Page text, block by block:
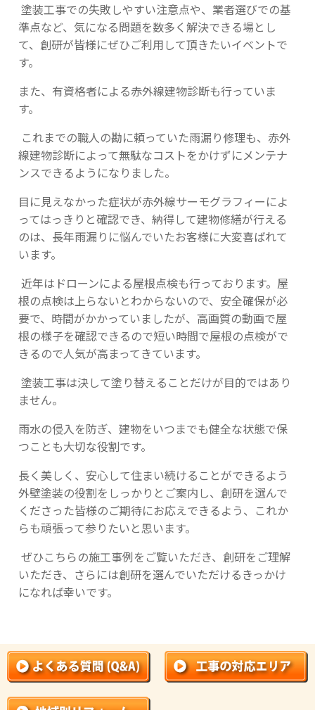
塗装工事での失敗しやすい注意点や、業者選びでの基
準点など、気になる問題を数多く解決できる場とし
て、創研が皆様にぜひご利用して頂きたいイベントで
す。
また、有資格者による赤外線建物診断も行っていま
す。
これまでの職人の勘に頼っていた雨漏り修理も、赤外
線建物診断によって無駄なコストをかけずにメンテナ
ンスできるようになりました。
目に見えなかった症状が赤外線サーモグラフィーによ
ってはっきりと確認でき、納得して建物修繕が行える
のは、長年雨漏りに悩んでいたお客様に大変喜ばれて
います。
近年はドローンによる屋根点検も行っております。屋
根の点検は上らないとわからないので、安全確保が必
要で、時間がかかっていましたが、高画質の動画で屋
根の様子を確認できるので短い時間で屋根の点検がで
きるので人気が高まってきています。
塗装工事は決して塗り替えることだけが目的ではあり
ません。
雨水の侵入を防ぎ、建物をいつまでも健全な状態で保
つことも大切な役割です。
長く美しく、安心して住まい続けることができるよう
外壁塗装の役割をしっかりとご案内し、創研を選んで
くださった皆様のご期待にお応えできるよう、これか
らも頑張って参りたいと思います。
ぜひこちらの施工事例をご覧いただき、創研をご理解
いただき、さらには創研を選んでいただけるきっかけ
になれば幸いです。